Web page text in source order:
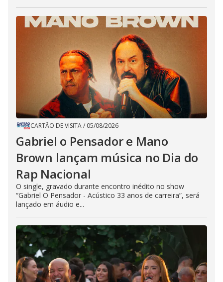
CARTÃO DE VISITA/ 05/08/2026
Gabriel o Pensador e Mano
Brown lançam música no Dia do
Rap Nacional
O single, gravado durante encontro inédito no show
“Gabriel O Pensador - Acústico 33 anos de carreira”, será
lançado em áudio e...